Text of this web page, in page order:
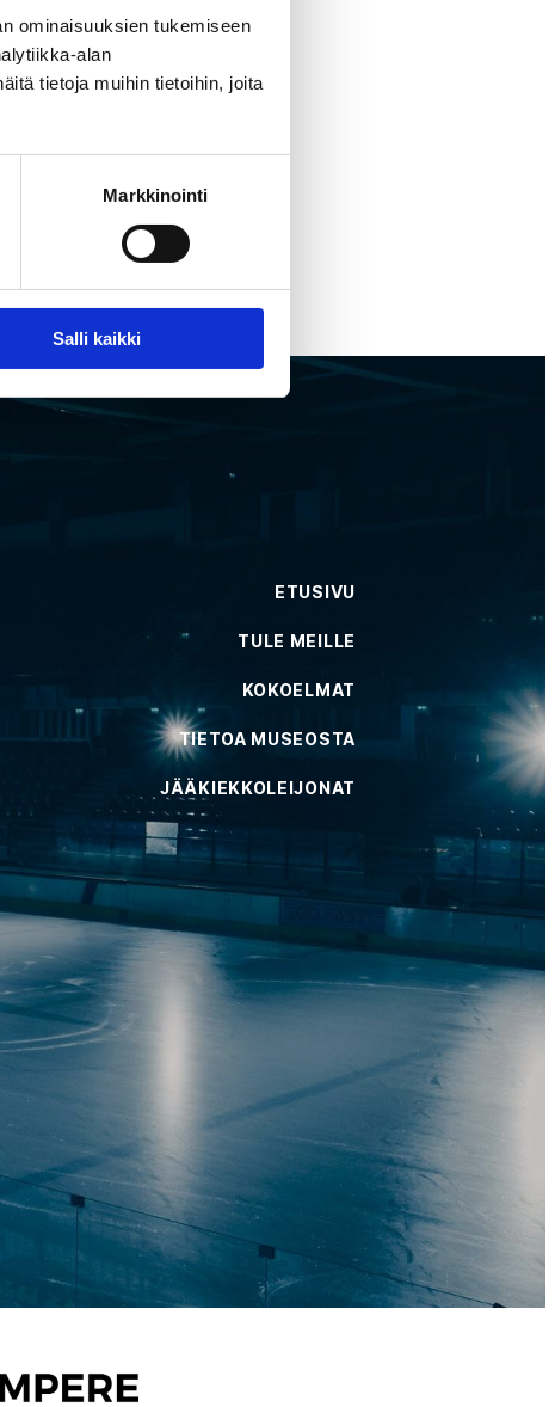
ominaisuuksien tukemiseen
alan
tietoja muihin tietoihin, joita
Markkinointi
Salli kaikki
ETUSIVU
TULE MEILLE
KOKOELMAT
TIETOA MUSEOSTA
JÄÄKIEKKOLEIJONAT